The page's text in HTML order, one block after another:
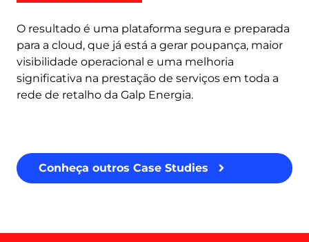
O resultado é uma plataforma segura e preparada
para a cloud, que já está a gerar poupança, maior
visibilidade operacional e uma melhoria
significativa na prestação de serviços em toda a
rede de retalho da Galp Energia.
Conheça outros Case Studies